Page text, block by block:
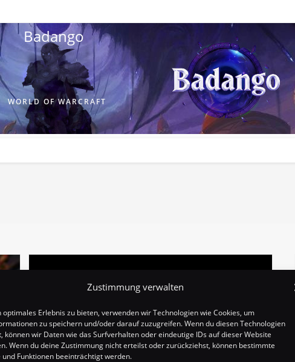
Zustimmung verwalten
optimales Erlebnis zu bieten, verwenden wir Technologien wie Cookies, um
zu speichern und/oder darauf zuzugreifen. Wenn du diesen Technologien
können wir Daten wie das Surfverhalten oder eindeutige IDs auf dieser Website
Wenn du deine Zustimmung nicht erteilst oder zurückziehst, können bestimmte
Funktionen beeinträchtigt werden.
Badango
WORLD OF WARCRAFT